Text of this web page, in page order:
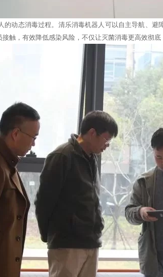
动态消毒过程。清乐消毒机器人可以自主导航、
触，有效降低感染风险，不仅让灭菌消毒更高效彻底